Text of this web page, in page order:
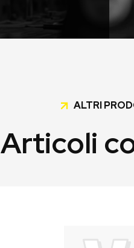
ALTRI
Articoli